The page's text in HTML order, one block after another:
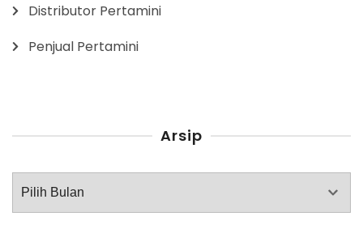
Distributor Pertamini
Penjual Pertamini
Arsip
Arsip